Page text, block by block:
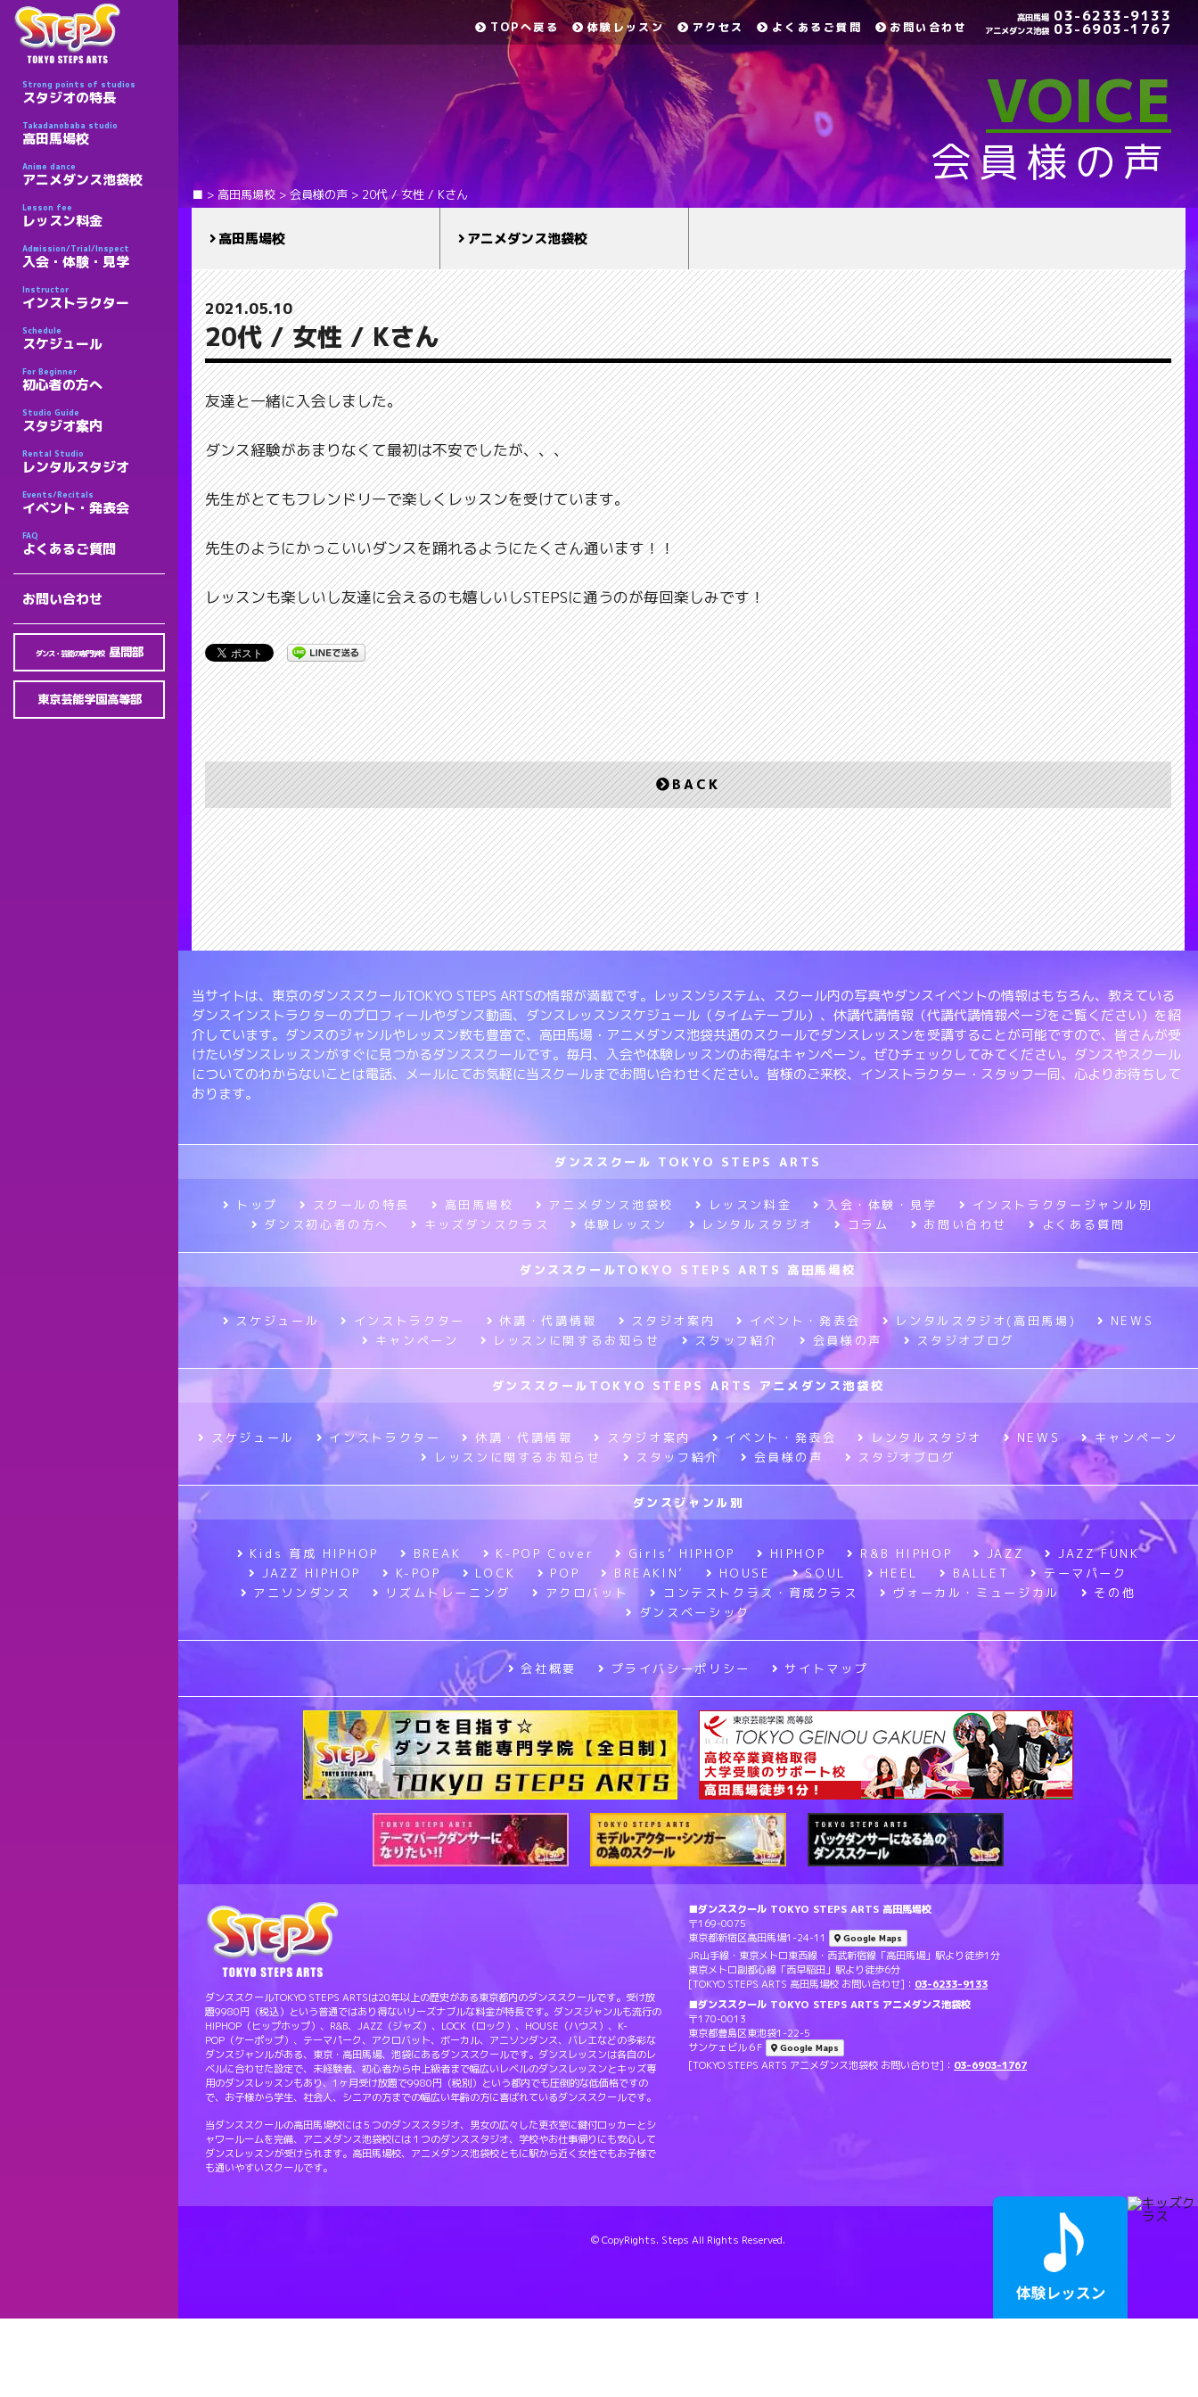
Strong points of studios
スタジオの特長
Takadanobaba studio
高田馬場校
Anime dance
アニメダンス池袋校
Lesson fee
レッスン料金
Admission/Trial/Inspect
入会・体験・見学
Instructor
インストラクター
Schedule
スケジュール
For Beginner
初心者の方へ
Studio Guide
スタジオ案内
Rental Studio
レンタルスタジオ
Events/Recitals
イベント・発表会
FAQ
よくあるご質問
お問い合わせ
ダンス・芸能の専門学校 昼間部
東京芸能学園高等部
TOPへ戻る 体験レッスン アクセス よくあるご質問 お問い合わせ
高田馬場 03-6233-9133
アニメダンス池袋 03-6903-1767
VOICE
会員様の声
■ > 高田馬場校 > 会員様の声 > 20代 / 女性 / Kさん
高田馬場校 アニメダンス池袋校
2021.05.10
20代 / 女性 / Kさん
友達と一緒に入会しました。
ダンス経験があまりなくて最初は不安でしたが、、、
先生がとてもフレンドリーで楽しくレッスンを受けています。
先生のようにかっこいいダンスを踊れるようにたくさん通います！！
レッスンも楽しいし友達に会えるのも嬉しいしSTEPSに通うのが毎回楽しみです！
BACK
当サイトは、東京のダンススクールTOKYO STEPS ARTSの情報が満載です。レッスンシステム、スクール内の写真やダンスイベントの情報はもちろん、教えている
ダンスインストラクターのプロフィールやダンス動画、ダンスレッスンスケジュール（タイムテーブル）、休講代講情報（代講代講情報ページをご覧ください）を紹
介しています。ダンスのジャンルやレッスン数も豊富で、高田馬場・アニメダンス池袋共通のスクールでダンスレッスンを受講することが可能ですので、皆さんが受
けたいダンスレッスンがすぐに見つかるダンススクールです。毎月、入会や体験レッスンのお得なキャンペーン。ぜひチェックしてみてください。ダンスやスクール
についてのわからないことは電話、メールにてお気軽に当スクールまでお問い合わせください。皆様のご来校、インストラクター・スタッフ一同、心よりお待ちして
おります。
ダンススクール TOKYO STEPS ARTS
トップ スクールの特長 高田馬場校 アニメダンス池袋校 レッスン料金 入会・体験・見学
インストラクタージャンル別
ダンス初心者の方へ
キッズダンスクラス 体験レッスン レンタルスタジオ コラム お問い合わせ よくある質問
ダンススクールTOKYO STEPS ARTS 高田馬場校
スケジュール インストラクター 休講・代講情報 スタジオ案内 イベント・発表会 レンタルスタジオ(高田馬場)
NEWS
キャンペーン
レッスンに関するお知らせ スタッフ紹介 会員様の声 スタジオブログ
ダンススクールTOKYO STEPS ARTS アニメダンス池袋校
スケジュール インストラクター 休講・代講情報 スタジオ案内 イベント・発表会 レンタルスタジオ NEWS
キャンペーン
レッスンに関するお知らせ
スタッフ紹介 会員様の声 スタジオブログ
ダンスジャンル別
Kids 育成 HIPHOP BREAK K-POP Cover Girls’ HIPHOP HIPHOP R&B HIPHOP JAZZ
JAZZ FUNK
JAZZ HIPHOP
K-POP LOCK POP BREAKIN’ HOUSE SOUL HEEL BALLET
テーマパーク
アニソンダンス
リズムトレーニング アクロバット コンテストクラス・育成クラス ヴォーカル・ミュージカル
その他
ダンスベーシック
会社概要 プライバシーポリシー サイトマップ
ダンススクールTOKYO STEPS ARTSは20年以上の歴史がある東京都内のダンススクールです。受け放
題9980円（税込）という普通ではあり得ないリーズナブルな料金が特長です。ダンスジャンルも流行の
HIPHOP（ヒップホップ）、R&B、JAZZ（ジャズ）、LOCK（ロック）、HOUSE（ハウス）、K-
POP（ケーポップ）、テーマパーク、アクロバット、ボーカル、アニソンダンス、バレエなどの多彩な
ダンスジャンルがある、東京・高田馬場、池袋にあるダンススクールです。ダンスレッスンは各自のレ
ベルに合わせた設定で、未経験者、初心者から中上級者まで幅広いレベルのダンスレッスンとキッズ専
用のダンスレッスンもあり、1ヶ月受け放題で9980円（税別）という都内でも圧倒的な低価格ですの
で、お子様から学生、社会人、シニアの方までの幅広い年齢の方に喜ばれているダンススクールです。
当ダンススクールの高田馬場校には５つのダンススタジオ、男女の広々した更衣室に鍵付ロッカーとシ
ャワールームを完備、アニメダンス池袋校には１つのダンススタジオ、学校やお仕事帰りにも安心して
ダンスレッスンが受けられます。高田馬場校、アニメダンス池袋校ともに駅から近く女性でもお子様で
も通いやすいスクールです。
■ダンススクール TOKYO STEPS ARTS 高田馬場校
〒169-0075
東京都新宿区高田馬場1-24-11
Google Maps
JR山手線・東京メトロ東西線・西武新宿線「高田馬場」駅より徒歩1分
東京メトロ副都心線「西早稲田」駅より徒歩6分
[TOKYO STEPS ARTS 高田馬場校 お問い合わせ]： 03-6233-9133
■ダンススクール TOKYO STEPS ARTS アニメダンス池袋校
〒170-0013
東京都豊島区東池袋1-22-5
サンケェビル６F
Google Maps
[TOKYO STEPS ARTS アニメダンス池袋校 お問い合わせ]： 03-6903-1767
© CopyRights. Steps All Rights Reserved.